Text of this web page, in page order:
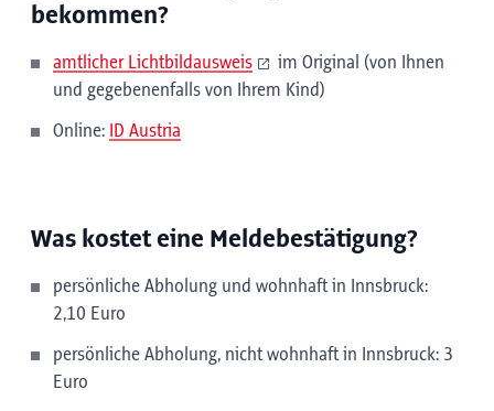
bekommen?
amtlicher Lichtbildausweis
im Original (von Ihnen
und gegebenenfalls von Ihrem Kind)
Online: ID Austria
Was kostet eine Meldebestätigung?
persönliche Abholung und wohnhaft in Innsbruck:
2,10 Euro
persönliche Abholung, nicht wohnhaft in Innsbruck: 3
Euro